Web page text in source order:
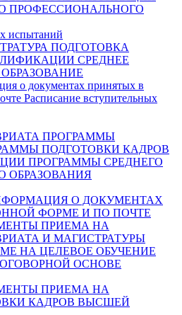
ПРОФЕССИОНАЛЬНОГО
испытаний
ПОДГОТОВКА
СРЕДНЕЕ
о документах принятых в
Расписание вступительных
ПРОГРАММЫ
ПОДГОТОВКИ КАДРОВ
ПРОГРАММЫ СРЕДНЕГО
ОБРАЗОВАНИЯ
О ДОКУМЕНТАХ
ФОРМЕ И ПО ПОЧТЕ
ПРИЕМА НА
И МАГИСТРАТУРЫ
НА ЦЕЛЕВОЕ ОБУЧЕНИЕ
ОСНОВЕ
ПРИЕМА НА
КАДРОВ ВЫСШЕЙ